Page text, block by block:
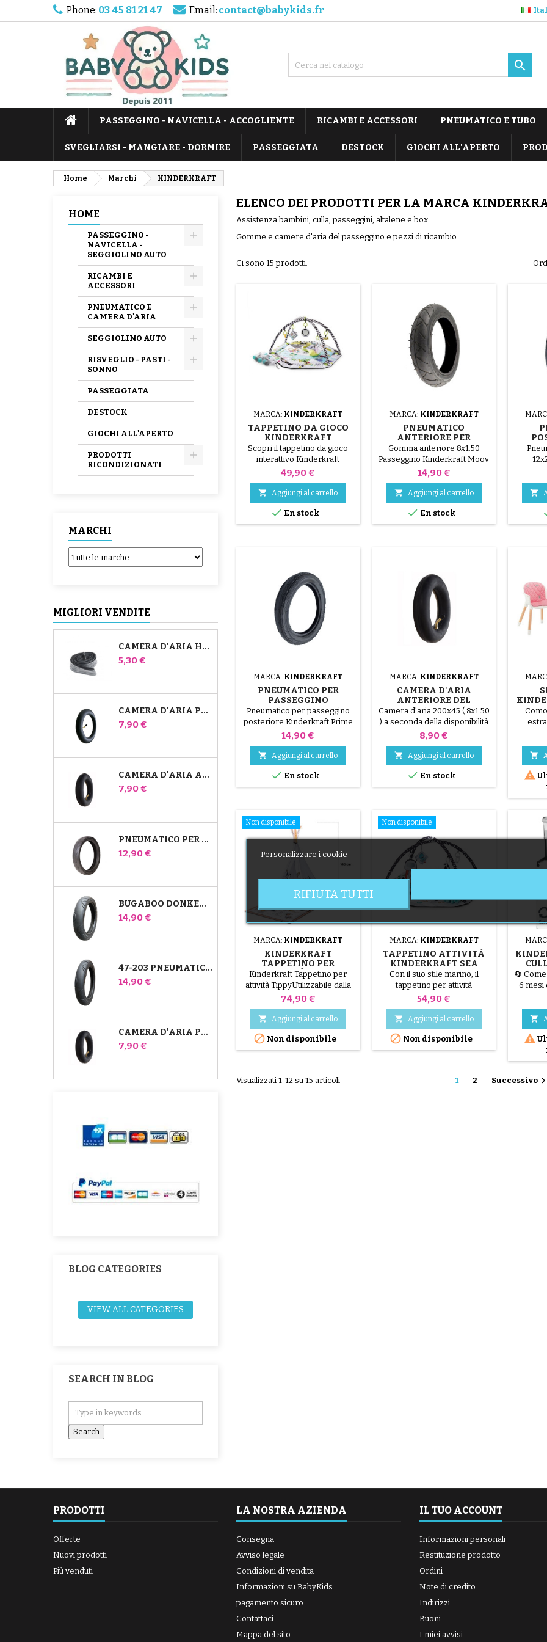
Phone: 03 45 81 21 47 Email: contact@babykids.fr

PASSEGGINO - NAVICELLA - ACCOGLIENTE RICAMBI E ACCESSORI PNEUMATICO E TUBO
SVEGLIARSI - MANGIARE - DORMIRE PASSEGGIATA DESTOCK GIOCHI ALL'APERTO
Home Marchi KINDERKRAFT
HOME
PASSEGGINO -
NAVICELLA -
SEGGIOLINO AUTO
RICAMBI E
ACCESSORI
PNEUMATICO E
CAMERA D'ARIA
SEGGIOLINO AUTO
RISVEGLIO - PASTI -
SONNO
PASSEGGIATA
DESTOCK
GIOCHI ALL'APERTO
PRODOTTI
RICONDIZIONATI
MARCHI
MIGLIORI VENDITE
CAMERA D'ARIA HIGH TREK BÉBÉ CONFORT
Prezzo
5,30 €
CAMERA D'ARIA PER PASSEGGINO JANÉ SLALOM PRO E POWERTWIN
Prezzo
7,90 €
CAMERA D'ARIA ANTERIORE DEL PASSEGGINO BUGABOO DONKEY
Prezzo
7,90 €
PNEUMATICO PER PASSEGGINO JANÉ SLALOM PRO E POWERTWIN
Prezzo
12,90 €
BUGABOO DONKEY 39X177 PNEUMATICO COMPATIBILE PER PASSEGGINO - PER RUOTA ANTERIORE
Prezzo
14,90 €
47-203 PNEUMATICO COMPATIBILE CON IL PASSEGGINO BUGABOO DONKEY - PER RUOTA POSTERIORE
Prezzo
14,90 €
CAMERA D'ARIA POSTERIORE WHIZ RED CASTLE
Prezzo
7,90 €
BLOG CATEGORIES
VIEW ALL CATEGORIES
SEARCH IN BLOG
ELENCO DEI PRODOTTI PER LA MARCA
Assistenza bambini, culla, passeggini, altalene e box
Gomme e camere d'aria del passeggino e pezzi di ricambio
Ci sono 15 prodotti.
MARCA: KINDERKRAFT
TAPPETINO DA GIOCO
KINDERKRAFT
SMARTPLAY
Scopri il tappetino da gioco
interattivo Kinderkraft
Smartplay! Questo grande
materassino offre al bambino
una comoda area giochi! Il
fondo del tappetino è spesso
e molto morbido, i suoi lati
possono essere sollevati e
Prezzo
49,90 €
 Aggiungi al carrello
 En stock
MARCA: KINDERKRAFT
PNEUMATICO
ANTERIORE PER
PASSEGGINO
KINDERKRAFT MOOV
Gomma anteriore 8x1.50
Passeggino Kinderkraft Moov
Prezzo
14,90 €
 Aggiungi al carrello
 En stock

MARCA: KINDERKRAFT
PNEUMATICO PER
PASSEGGINO
POSTERIORE
KINDERKRAFT PRIME
Pneumatico per passeggino
posteriore Kinderkraft Prime
12x2.125 Il pneumatico può
essere montato solo con una
camera d'aria, che non è
inclusa.
Prezzo
14,90 €
 Aggiungi al carrello
 En stock
MARCA: KINDERKRAFT
CAMERA D'ARIA
ANTERIORE DEL
PASSEGGINO
KINDERKRAFT MOOV
Camera d'aria 200x45 ( 8x1.50
) a seconda della disponibilità
la camera d'aria può essere
8x2.0-5
Prezzo
8,90 €
 Aggiungi al carrello
 En stock


Non disponibile
MARCA: KINDERKRAFT
KINDERKRAFT
TAPPETINO PER
ATTIVITÀ TIPPY
Kinderkraft Tappetino per
attività TippyUtilizzabile dalla
nascita, il tappetino per attività
Kinderkraft Tippy può essere
utilizzato in 3 modi.
Materassino risveglio con
archi per i più piccoli,
materassino con tenda e
tuo bambino.
Prezzo
74,90 €
 Aggiungi al carrello
 Non disponibile
Non disponibile
MARCA: KINDERKRAFT
TAPPETINO ATTIVITÀ
KINDERKRAFT SEA
LAND
Con il suo stile marino, il
tappetino per attività
Kinderkraft Sea Land sedurrà
i più piccoli!
Prezzo
54,90 €
 Aggiungi al carrello
 Non disponibile
🔄
6 mesi
tecnici
Il
UP 2
la


Visualizzati 1-12 su 15 articoli 1 2 Successivo
PRODOTTI
Offerte
Nuovi prodotti
Più venduti
LA NOSTRA AZIENDA
Consegna
Avviso legale
Condizioni di vendita
Informazioni su BabyKids
pagamento sicuro
Contattaci
Mappa del sito
IL TUO ACCOUNT
Informazioni personali
Restituzione prodotto
Ordini
Note di credito
Indirizzi
Buoni
I miei avvisi
Personalizzare i cookie
RIFIUTA TUTTI